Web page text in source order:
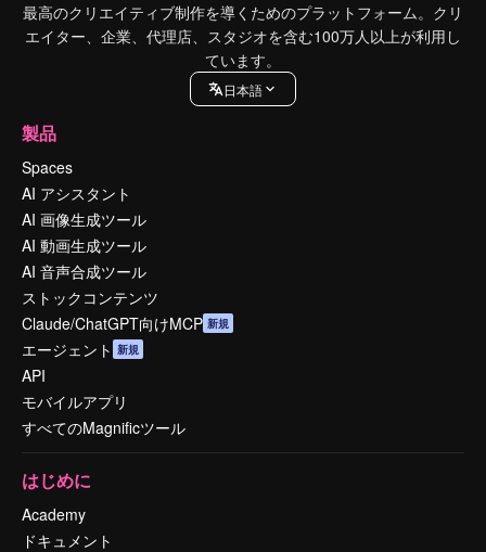
最高のクリエイティブ制作を導くためのプラットフォーム。クリ
エイター、企業、代理店、スタジオを含む100万人以上が利用し
ています。
日本語
製品
Spaces
AI アシスタント
AI 画像生成ツール
AI 動画生成ツール
AI 音声合成ツール
ストックコンテンツ
Claude/ChatGPT向けMCP 新規
エージェント 新規
API
モバイルアプリ
すべてのMagnificツール
はじめに
Academy
ドキュメント